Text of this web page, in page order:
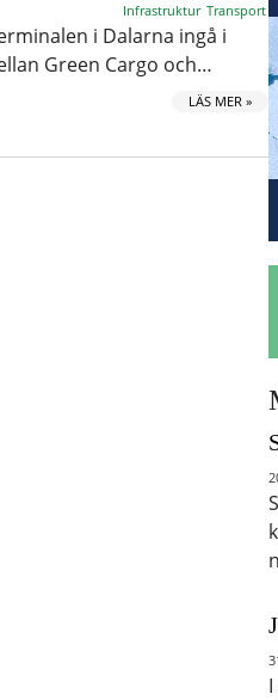
Infrastruktur Transport
i Dalarna ingå i
Green Cargo och…
LÄS MER »